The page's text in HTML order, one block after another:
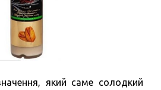
який саме солодкий